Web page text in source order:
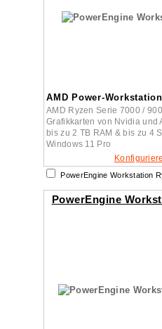
AMD Power-
AMD Ryzen Serie 7000 /
Grafikkarten von Nvidia und
bis zu 2 TB RAM & bis zu 4
Windows 11 Pro
PowerEngine Workstation
PowerEngine